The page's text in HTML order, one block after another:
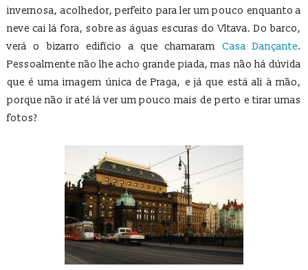
invernosa, acolhedor, perfeito para ler um pouco enquanto a
neve cai lá fora, sobre as águas escuras do Vltava. Do barco,
verá o bizarro edifício a que chamaram Casa Dançante.
Pessoalmente não lhe acho grande piada, mas não há dúvida
que é uma imagem única de Praga, e já que está ali à mão,
porque não ir até lá ver um pouco mais de perto e tirar umas
fotos?